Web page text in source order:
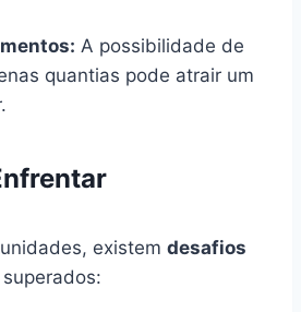
A possibilidade de
quantias pode atrair um
existem desafios